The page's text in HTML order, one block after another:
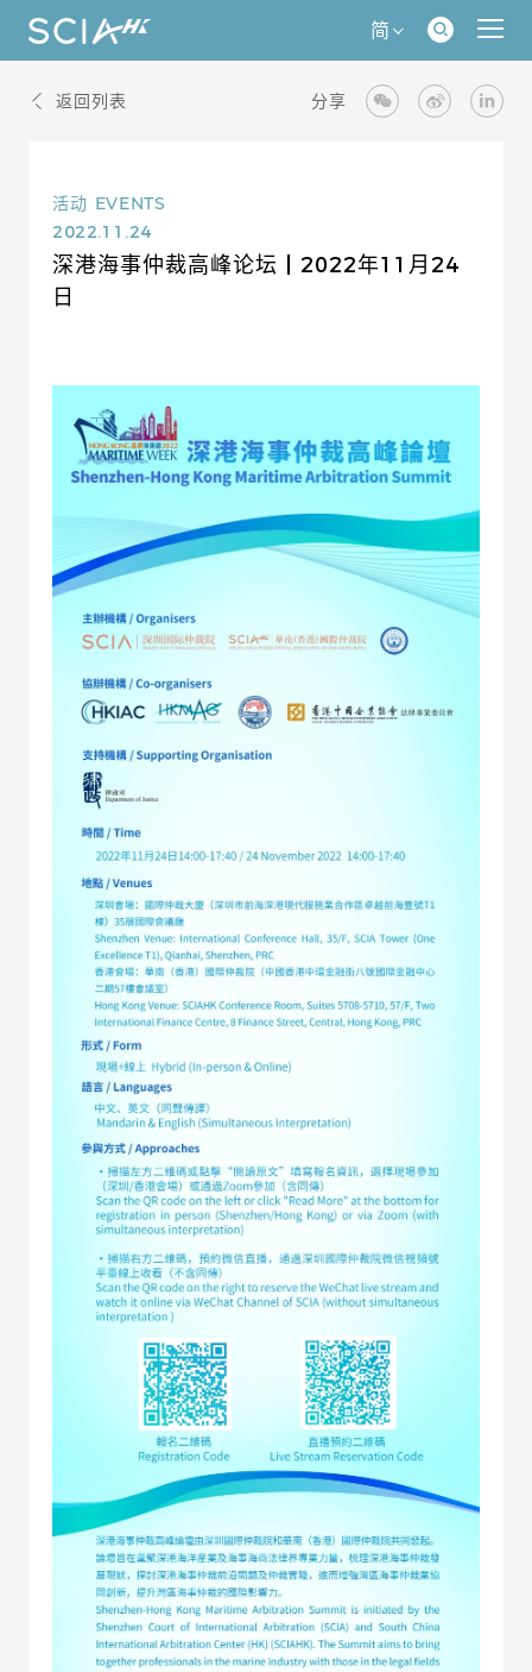
简
返回列表 分享
活动 EVENTS
2022.11.24
深港海事仲裁高峰论坛 | 2022年11月24
日